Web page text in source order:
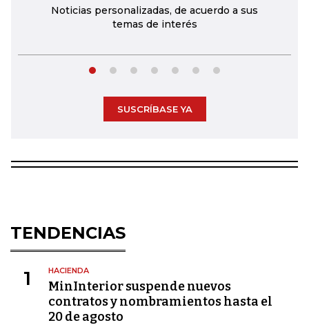
Noticias personalizadas, de acuerdo a sus
temas de interés
SUSCRÍBASE YA
TENDENCIAS
1 HACIENDA
MinInterior suspende nuevos
contratos y nombramientos hasta el
20 de agosto